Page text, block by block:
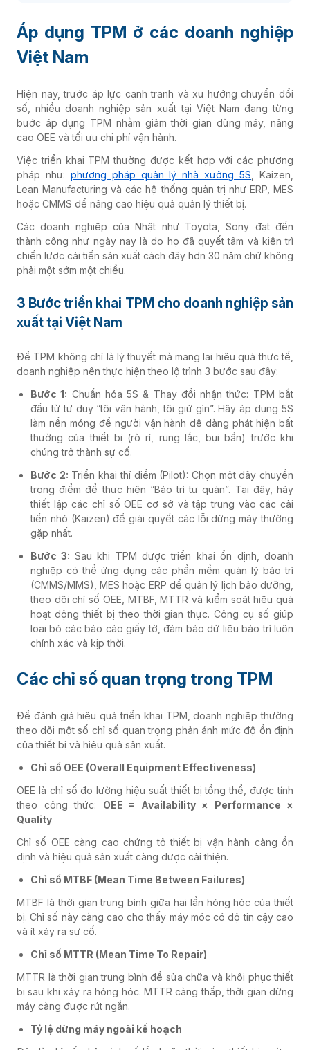
Áp dụng TPM ở các doanh nghiệp
Việt Nam
Hiện nay, trước áp lực cạnh tranh và xu hướng chuyển đổi
số, nhiều doanh nghiệp sản xuất tại Việt Nam đang từng
bước áp dụng TPM nhằm giảm thời gian dừng máy, nâng
cao OEE và tối ưu chi phí vận hành.
Việc triển khai TPM thường được kết hợp với các phương
pháp như: phương pháp quản lý nhà xưởng 5S , Kaizen,
Lean Manufacturing và các hệ thống quản trị như ERP, MES
hoặc CMMS để nâng cao hiệu quả quản lý thiết bị.
Các doanh nghiệp của Nhật như Toyota, Sony đạt đến
thành công như ngày nay là do họ đã quyết tâm và kiên trì
chiến lược cải tiến sản xuất cách đây hơn 30 năm chứ không
phải một sớm một chiều.
3 Bước triển khai TPM cho doanh nghiệp sản
xuất tại Việt Nam
Để TPM không chỉ là lý thuyết mà mang lại hiệu quả thực tế,
doanh nghiệp nên thực hiện theo lộ trình 3 bước sau đây:
Bước 1: Chuẩn hóa 5S & Thay đổi nhận thức: TPM bắt
đầu từ tư duy “tôi vận hành, tôi giữ gìn”. Hãy áp dụng 5S
làm nền móng để người vận hành dễ dàng phát hiện bất
thường của thiết bị (rò rỉ, rung lắc, bụi bẩn) trước khi
chúng trở thành sự cố.
Bước 2: Triển khai thí điểm (Pilot): Chọn một dây chuyền
trọng điểm để thực hiện “Bảo trì tự quản”. Tại đây, hãy
thiết lập các chỉ số OEE cơ sở và tập trung vào các cải
tiến nhỏ (Kaizen) để giải quyết các lỗi dừng máy thường
gặp nhất.
Bước 3: Sau khi TPM được triển khai ổn định, doanh
nghiệp có thể ứng dụng các phần mềm quản lý bảo trì
(CMMS/MMS), MES hoặc ERP để quản lý lịch bảo dưỡng,
theo dõi chỉ số OEE, MTBF, MTTR và kiểm soát hiệu quả
hoạt động thiết bị theo thời gian thực. Công cụ số giúp
loại bỏ các báo cáo giấy tờ, đảm bảo dữ liệu bảo trì luôn
chính xác và kịp thời.
Các chỉ số quan trọng trong TPM
Để đánh giá hiệu quả triển khai TPM, doanh nghiệp thường
theo dõi một số chỉ số quan trọng phản ánh mức độ ổn định
của thiết bị và hiệu quả sản xuất.
Chỉ số OEE (Overall Equipment Effectiveness)
OEE là chỉ số đo lường hiệu suất thiết bị tổng thể, được tính
theo công thức: OEE = Availability × Performance ×
Quality
Chỉ số OEE càng cao chứng tỏ thiết bị vận hành càng ổn
định và hiệu quả sản xuất càng được cải thiện.
Chỉ số MTBF (Mean Time Between Failures)
MTBF là thời gian trung bình giữa hai lần hỏng hóc của thiết
bị. Chỉ số này càng cao cho thấy máy móc có độ tin cậy cao
và ít xảy ra sự cố.
Chỉ số MTTR (Mean Time To Repair)
MTTR là thời gian trung bình để sửa chữa và khôi phục thiết
bị sau khi xảy ra hỏng hóc. MTTR càng thấp, thời gian dừng
máy càng được rút ngắn.
Tỷ lệ dừng máy ngoài kế hoạch